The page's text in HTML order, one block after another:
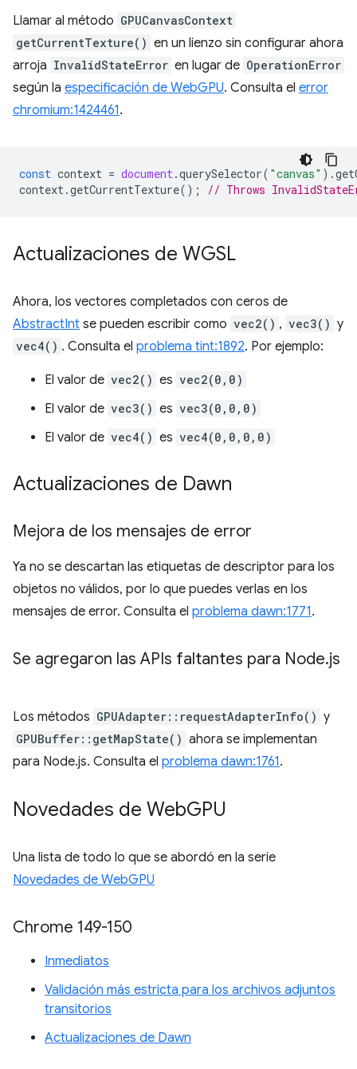
Llamar al método GPUCanvasContext
getCurrentTexture() en un lienzo sin configurar ahora
arroja InvalidStateError en lugar de OperationError
según la especificación de WebGPU. Consulta el error
chromium:1424461.
const context = document.querySelector( "canvas" ).
context.getCurrentTexture(); // Throws
Actualizaciones de WGSL
Ahora, los vectores completados con ceros de
AbstractInt se pueden escribir como vec2() , vec3() y
vec4() . Consulta el problema tint:1892. Por ejemplo:
El valor de vec2() es vec2(0,0)
El valor de vec3() es vec3(0,0,0)
El valor de vec4() es vec4(0,0,0,0)
Actualizaciones de Dawn
Mejora de los mensajes de error
Ya no se descartan las etiquetas de descriptor para los
objetos no válidos, por lo que puedes verlas en los
mensajes de error. Consulta el problema dawn:1771.
Se agregaron las APIs faltantes para Node.js
Los métodos GPUAdapter::requestAdapterInfo() y
GPUBuffer::getMapState() ahora se implementan
para Node.js. Consulta el problema dawn:1761.
Novedades de WebGPU
Una lista de todo lo que se abordó en la serie
Novedades de WebGPU
Chrome 149-150
Inmediatos
Validación más estricta para los archivos adjuntos
transitorios
Actualizaciones de Dawn